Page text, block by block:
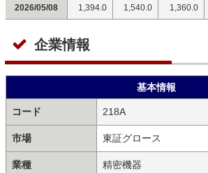
2026/05/08 1,394.0 1,540.0 1,360.0
企業情報
基本情報
コード 218A
市場 東証グロース
業種 精密機器